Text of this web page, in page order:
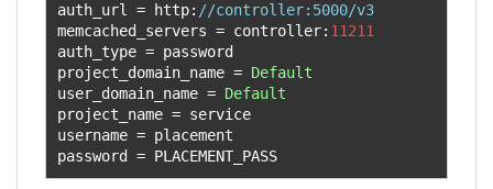
auth_url = http: //controller:5000/v3
memcached_servers = controller: 11211
auth_type = password
project_domain_name = Default
user_domain_name = Default
project_name = service
username = placement
password = PLACEMENT_PASS